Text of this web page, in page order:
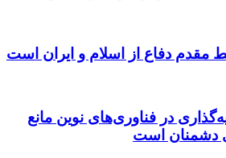
مقدم دفاع از اسلام و ایران است
در فناوری‌های نوین مانع
دشمنان است